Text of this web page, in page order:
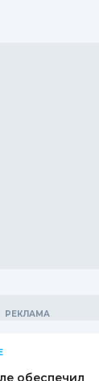
обеспечил